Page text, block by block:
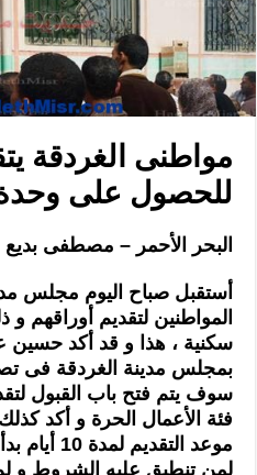
مواطنى الغردقة
للحصول على
البحر الأحمر – مصطفى بديع
أستقبل صباح اليوم مجلس
المواطنين لتقديم
سكنية ، هذا و قد أكد حسين
بمجلس مدينة الغردقة فى
سوف يتم فتح باب القبول
فئة الأعمال الحرة و أكد
موعد التقديم لمدة 10 أيام ب
لمن تنطبق عليه الشروط و